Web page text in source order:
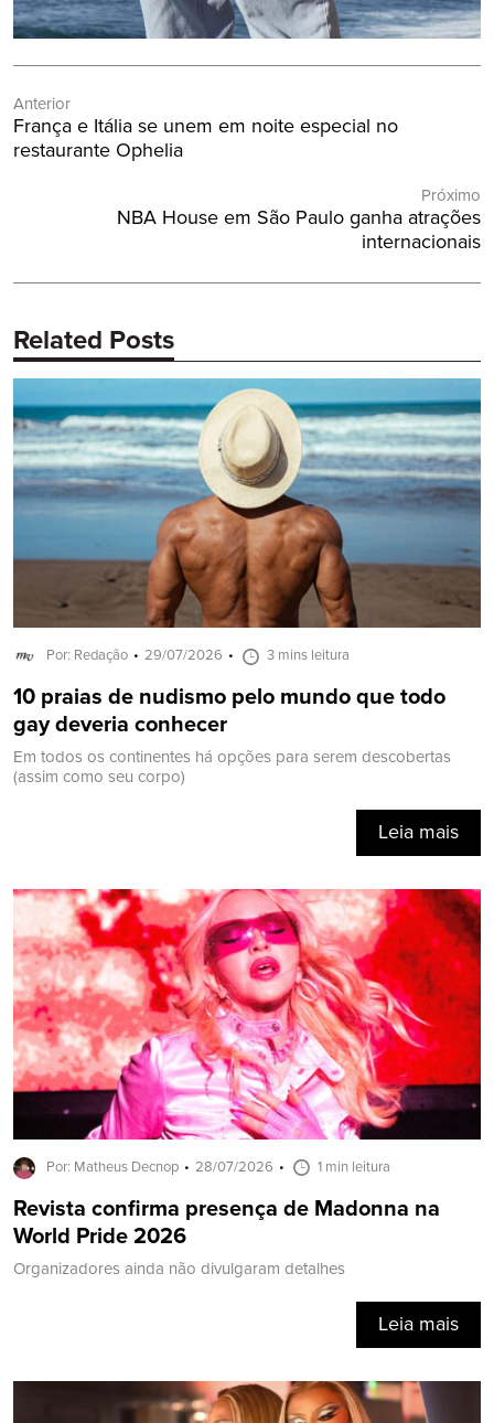
de
Post
Anterior
Post
Anterior:
França e Itália se unem em noite especial no
restaurante Ophelia
Próximo
Próximo
NBA House em São Paulo ganha atrações
internacionais
Related Posts
Por: Redação 29/07/2026 3 mins leitura
10 praias de nudismo pelo mundo que todo
gay deveria conhecer
Em todos os continentes há opções para serem descobertas
(assim como seu corpo)
Leia mais
Por: Matheus Decnop 28/07/2026 1 min leitura
Revista confirma presença de Madonna na
World Pride 2026
Organizadores ainda não divulgaram detalhes
Leia mais